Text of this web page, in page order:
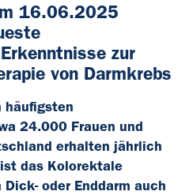
16.06.2025
zur
von Darmkrebs
häufigsten
24.000 Frauen und
erhalten jährlich
das Kolorektale
oder Enddarm auch